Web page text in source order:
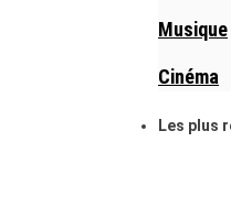
Musique
Cinéma
Les plus